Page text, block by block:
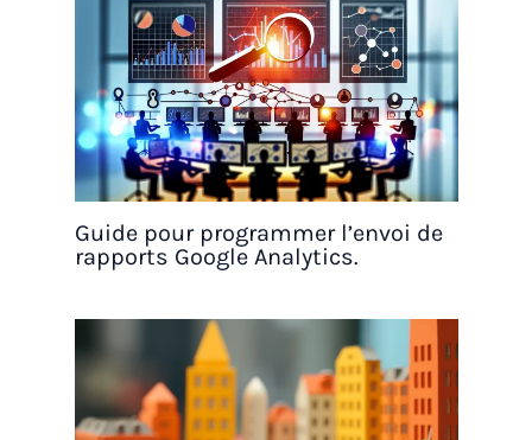
Guide pour programmer l’envoi de
rapports Google Analytics.